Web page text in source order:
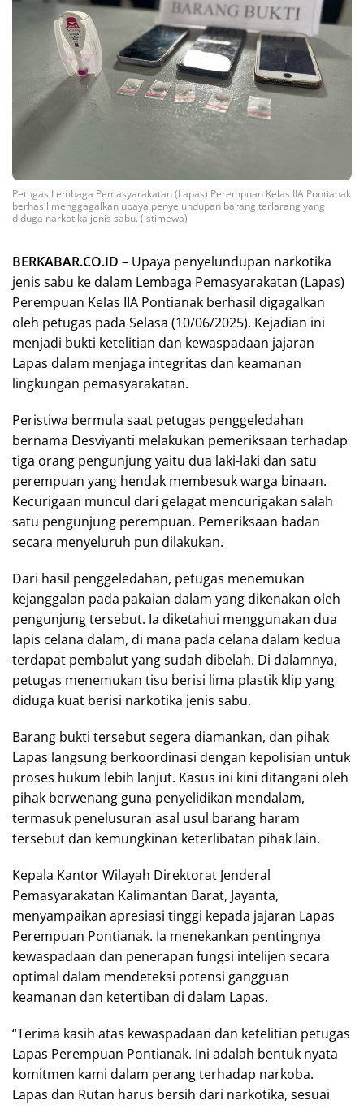
Petugas Lembaga Pemasyarakatan (Lapas) Perempuan Kelas IIA Pontianak
berhasil menggagalkan upaya penyelundupan barang terlarang yang
diduga narkotika jenis sabu. (istimewa)
BERKABAR.CO.ID – Upaya penyelundupan narkotika
jenis sabu ke dalam Lembaga Pemasyarakatan (Lapas)
Perempuan Kelas IIA Pontianak berhasil digagalkan
oleh petugas pada Selasa (10/06/2025). Kejadian ini
menjadi bukti ketelitian dan kewaspadaan jajaran
Lapas dalam menjaga integritas dan keamanan
lingkungan pemasyarakatan.
Peristiwa bermula saat petugas penggeledahan
bernama Desviyanti melakukan pemeriksaan terhadap
tiga orang pengunjung yaitu dua laki-laki dan satu
perempuan yang hendak membesuk warga binaan.
Kecurigaan muncul dari gelagat mencurigakan salah
satu pengunjung perempuan. Pemeriksaan badan
secara menyeluruh pun dilakukan.
Dari hasil penggeledahan, petugas menemukan
kejanggalan pada pakaian dalam yang dikenakan oleh
pengunjung tersebut. Ia diketahui menggunakan dua
lapis celana dalam, di mana pada celana dalam kedua
terdapat pembalut yang sudah dibelah. Di dalamnya,
petugas menemukan tisu berisi lima plastik klip yang
diduga kuat berisi narkotika jenis sabu.
Barang bukti tersebut segera diamankan, dan pihak
Lapas langsung berkoordinasi dengan kepolisian untuk
proses hukum lebih lanjut. Kasus ini kini ditangani oleh
pihak berwenang guna penyelidikan mendalam,
termasuk penelusuran asal usul barang haram
tersebut dan kemungkinan keterlibatan pihak lain.
Kepala Kantor Wilayah Direktorat Jenderal
Pemasyarakatan Kalimantan Barat, Jayanta,
menyampaikan apresiasi tinggi kepada jajaran Lapas
Perempuan Pontianak. Ia menekankan pentingnya
kewaspadaan dan penerapan fungsi intelijen secara
optimal dalam mendeteksi potensi gangguan
keamanan dan ketertiban di dalam Lapas.
“Terima kasih atas kewaspadaan dan ketelitian petugas
Lapas Perempuan Pontianak. Ini adalah bentuk nyata
komitmen kami dalam perang terhadap narkoba.
Lapas dan Rutan harus bersih dari narkotika, sesuai